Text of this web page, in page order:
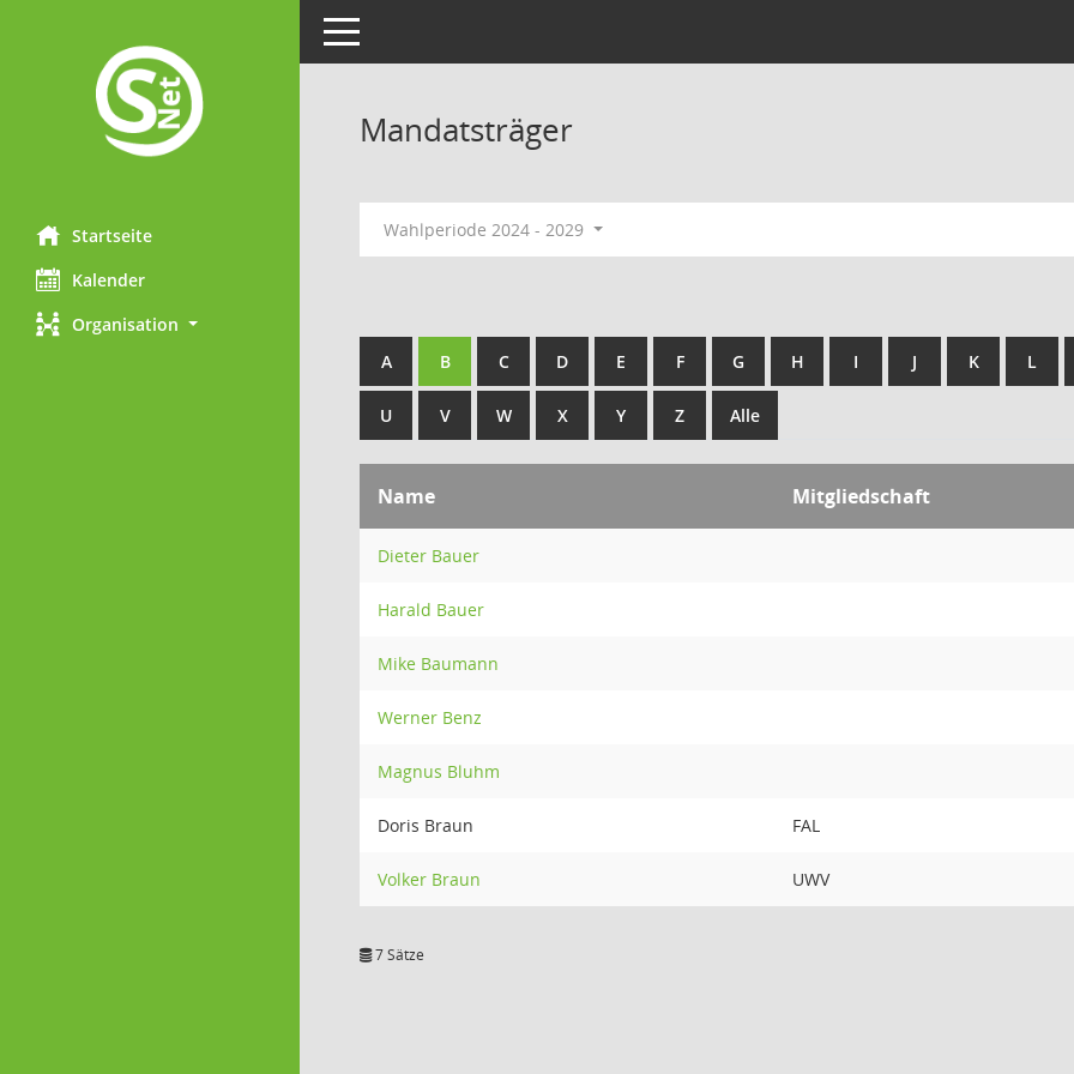
Startseite
Kalender
Organisation
Toggle navigation
Mandatsträger
Wahlperiode 2024 - 2029
A B C D E F G H I J K L
U V W X Y Z Alle
Name Mitgliedschaft
Dieter Bauer
Harald Bauer
Mike Baumann
Werner Benz
Magnus Bluhm
Doris Braun FAL
Volker Braun UWV
7 Sätze